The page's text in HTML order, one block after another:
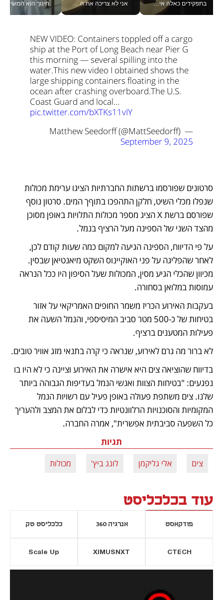
בתפקידים כאלה אי אפשר לחכות: אושרת לוי מניעה השקעות ענק מהטלפון_v
NEW VIDEO: Containers toppled off a cargo
ship at the Port of Long Beach near Pier G
this morning — several spilling into the
water.This new video I obtained shows the
large shipping containers floating in the
ocean after crashing overboard.The U.S.
pic.twitter.com/bXTKs11vIY
— Matthew Seedorff (@MattSeedorff)
September 9, 2025
מהצד השני של הספינה מעל הרציף בנמל.
עמוסות במלואן בסחורה.
פעילות המטענים ברציף.
לא ברור מה גרם לאירוע, שנראה כי קרה בתנאי מזג אוויר טובים.
כל השפעה סביבתית אפשרית", אמרה החברה.
תגיות
צים אלי גליקמן לונג ביץ' מכולות
עוד בכלכליסט
פודקאסט אנרגיה 360 כלכליסט טק
CTECH
XIMUSNXT
Scale Up
נפתח בכרטיסייה חדשה חדשה